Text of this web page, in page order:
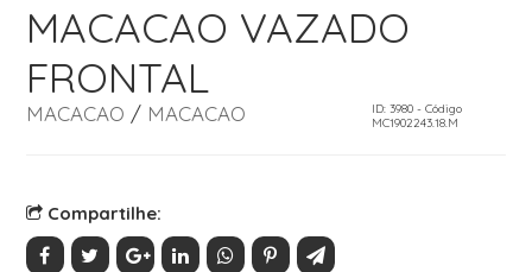
MACACAO VAZADO
FRONTAL
MACACAO / MACACAO
ID: 3980 - Código
MC1902243.18.M
Compartilhe: